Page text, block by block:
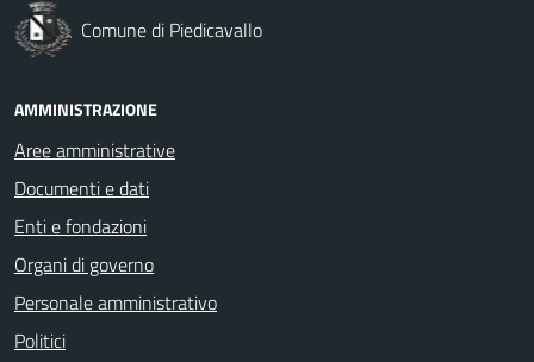
Comune di Piedicavallo
AMMINISTRAZIONE
Aree amministrative
Documenti e dati
Enti e fondazioni
Organi di governo
Personale amministrativo
Politici